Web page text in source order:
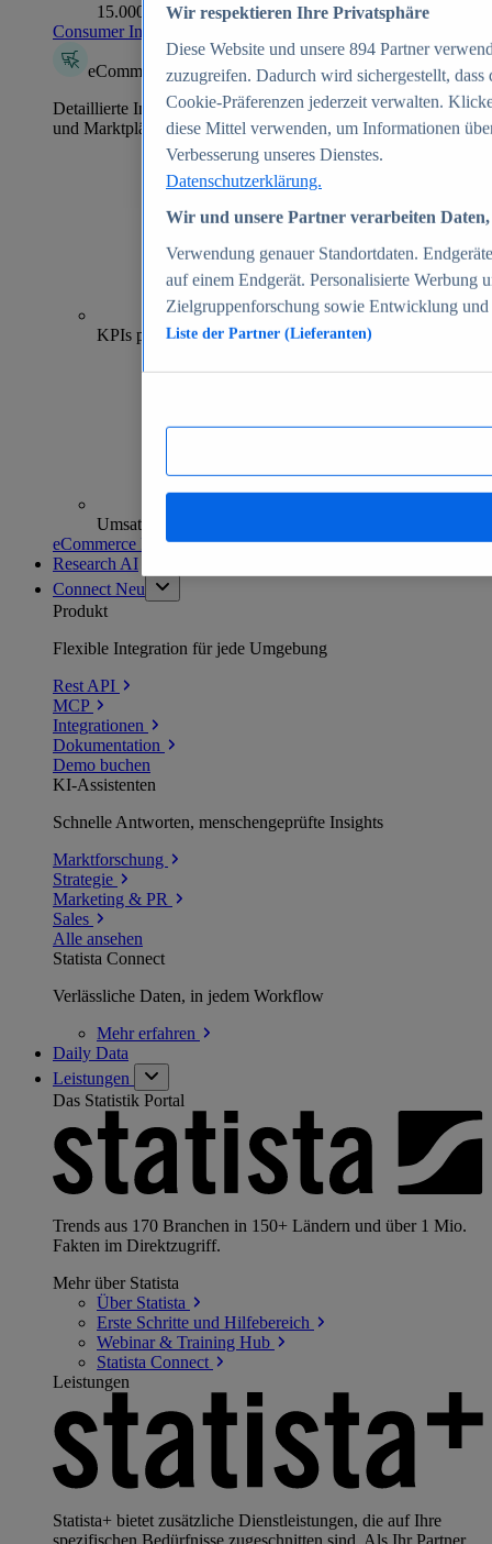
15.000+ Marken
Consumer Insights entdecken
eCommerce Insights
Detaillierte Informationen zu mehr als 39.000 Online-Shops
und Marktplätzen
70+
KPIs pro Shop
Umsatzanalysen und -prognosen
eCommerce Insights entdecken
Research AI
Connect Neu
Produkt
Flexible Integration für jede Umgebung
Rest API
MCP
Integrationen
Dokumentation
Demo buchen
KI-Assistenten
Schnelle Antworten, menschengeprüfte Insights
Marktforschung
Strategie
Marketing & PR
Sales
Alle ansehen
Statista Connect
Verlässliche Daten, in jedem Workflow
Mehrerfahren
Daily Data
Leistungen
Das Statistik Portal
Trends aus 170 Branchen in 150+ Ländern und über 1 Mio.
Fakten im Direktzugriff.
Mehr über Statista
Über Statista
Erste Schritte und Hilfebereich
Webinar & Training Hub
Statista Connect
Leistungen
Statista+ bietet zusätzliche Dienstleistungen, die auf Ihre
spezifischen Bedürfnisse zugeschnitten sind. Als Ihr Partner
Wir respektieren Ihre Privatsphäre
Diese Website und unsere 894 Partner
zuzugreifen. Dadurch wird sichergestellt,
Cookie-Präferenzen jederzeit verwalten.
diese Mittel verwenden, um Informationen
Verbesserung unseres Dienstes.
Datenschutzerklärung.
Wir und unsere Partner verarbeiten
Verwendung genauer Standortdaten.
auf einem Endgerät. Personalisierte Werbung
Zielgruppenforschung sowie Entwicklung
Liste der Partner (Lieferanten)